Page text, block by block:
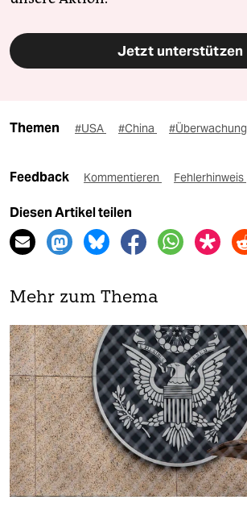
Jetzt unterstützen
Themen #USA #China #Überwachung
Feedback Kommentieren Fehlerhinweis
Diesen Artikel teilen
Mehr zum Thema